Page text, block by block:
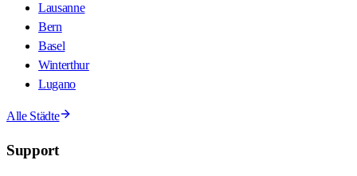
Lausanne
Bern
Basel
Winterthur
Lugano
Alle Städte
Support